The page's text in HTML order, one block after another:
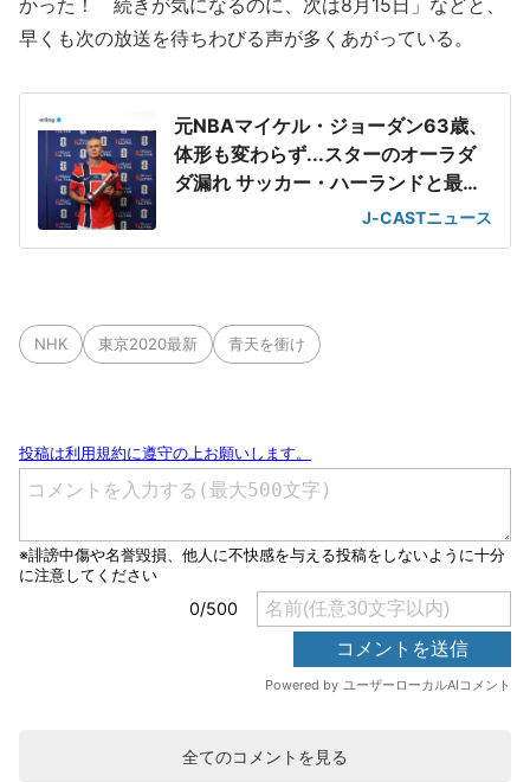
かった！ 続きが気になるのに、次は8月15日」などと、
早くも次の放送を待ちわびる声が多くあがっている。
元NBAマイケル・ジョーダン63歳、
体形も変わらず...スターのオーラダ
ダ漏れ サッカー・ハーランドと最強
J-CASTニュース
NHK 東京2020最新 青天を衝け
全てのコメントを見る